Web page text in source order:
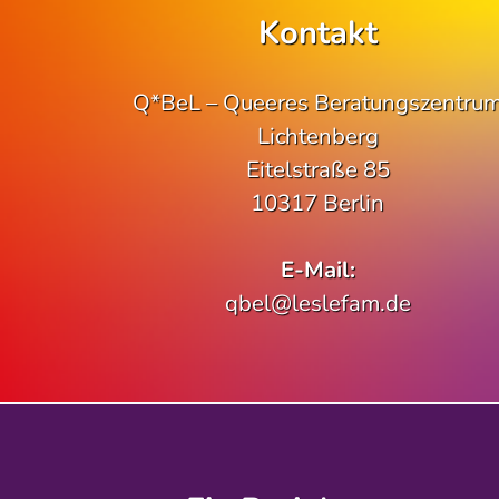
Kontakt
Q*BeL – Queeres
Lichtenberg
Eitelstraße 85
10317 Berlin
E-Mail:
qbel@leslefam.de